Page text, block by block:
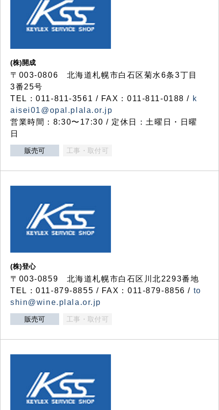
(株)開成
〒003-0806 北海道札幌市白石区菊水6条3丁目
3番25号
TEL：011-811-3561 / FAX：011-811-0188 / k
aisei01@opal.plala.or.jp
営業時間：8:30〜17:30 / 定休日：土曜日・日曜
日
販売可 工事・取付可
(株)登心
〒003-0859 北海道札幌市白石区川北2293番地
TEL：011-879-8855 / FAX：011-879-8856 / to
shin@wine.plala.or.jp
販売可 工事・取付可